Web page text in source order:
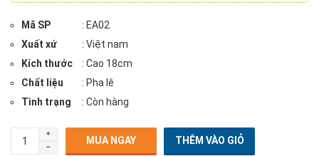
Mã SP
: EA02
Xuất xứ
: Việt nam
Kích thước
: Cao 18cm
Chất liệu
: Pha lê
Tình trạng
: Còn hàng
MUA NGAY